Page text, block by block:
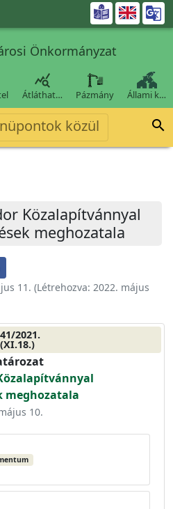

Önkormányzat

Átláthat… Pázmány Állami k…
közül 
Közalapítvánnyal
meghozatala
11. (Létrehozva: 2022. május
2021.
(XI.18.)
meghozatala
10.